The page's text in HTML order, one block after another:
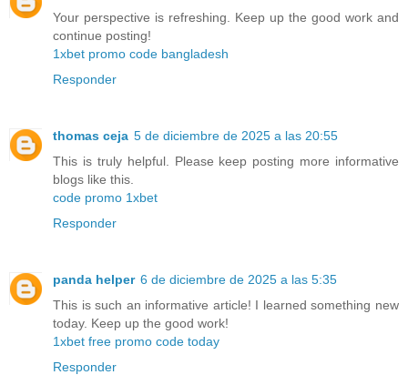
Your perspective is refreshing. Keep up the good work and
continue posting!
1xbet promo code bangladesh
Responder
thomas ceja 5 de diciembre de 2025 a las 20:55
This is truly helpful. Please keep posting more informative
blogs like this.
code promo 1xbet
Responder
panda helper 6 de diciembre de 2025 a las 5:35
This is such an informative article! I learned something new
today. Keep up the good work!
1xbet free promo code today
Responder